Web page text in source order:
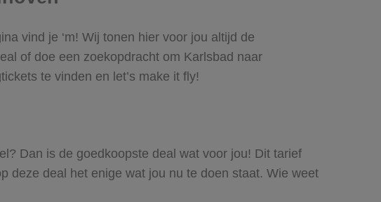
vind je ‘m! Wij tonen hier voor jou altijd de
of doe een zoekopdracht om Karlsbad naar
te vinden en let’s make it fly!
Dan is de goedkoopste deal wat voor jou! Dit tarief
deze deal het enige wat jou nu te doen staat. Wie weet